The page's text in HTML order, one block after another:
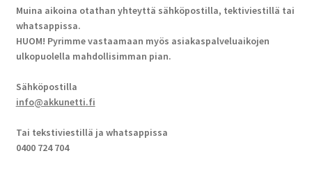
Muina aikoina otathan yhteyttä sähköpostilla, tektiviestillä tai
whatsappissa.
HUOM! Pyrimme vastaamaan myös asiakaspalveluaikojen
ulkopuolella mahdollisimman pian.
Sähköpostilla
info@akkunetti.fi
Tai tekstiviestillä ja whatsappissa
0400 724 704